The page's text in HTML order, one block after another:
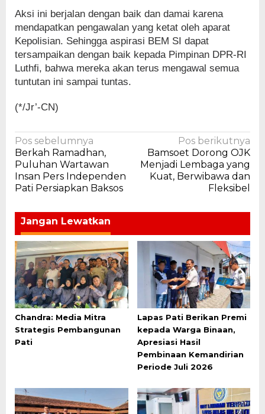
Aksi ini berjalan dengan baik dan damai karena
mendapatkan pengawalan yang ketat oleh aparat
Kepolisian. Sehingga aspirasi BEM SI dapat
tersampaikan dengan baik kepada Pimpinan DPR-RI
Luthfi, bahwa mereka akan terus mengawal semua
tuntutan ini sampai tuntas.
(*/Jr’-CN)
Navigasi
pos
Pos sebelumnya
Berkah Ramadhan,
Puluhan Wartawan
Insan Pers Independen
Pati Persiapkan Baksos
Pos berikutnya
Bamsoet Dorong OJK
Menjadi Lembaga yang
Kuat, Berwibawa dan
Fleksibel
Jangan Lewatkan
Chandra: Media Mitra
Strategis Pembangunan
Pati
Lapas Pati Berikan Premi
kepada Warga Binaan,
Apresiasi Hasil
Pembinaan Kemandirian
Periode Juli 2026